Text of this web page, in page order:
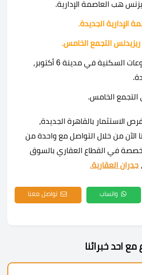
هب العاصمة الإدارية.
الإدارية الجديدة.
التجمع الخامس.
عدد من المشروعات السكنية في مدينة 6 أكتوبر،
الخامس.
الاستثمار بالقاهرة الجديدة،
الآن من خلال التواصل مع واحدة من
في القطاع العقاري بالسوق
جدران العقارية.
واتساب تواصل معنا
احد خبرائنا